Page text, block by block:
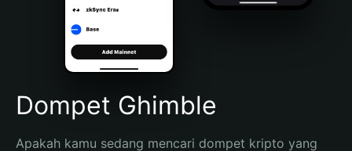
Português (Brasil)
Español (Argentina)
Dompet Ghimble
Apakah kamu sedang mencari dompet kripto yang